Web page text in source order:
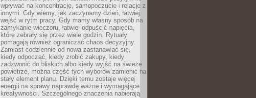
wpływać na koncentrację, samopoczucie i relacje z
innymi. Gdy wiemy, jak zaczynamy dzień, łatwiej
wejść w rytm pracy. Gdy mamy własny sposób na
zamykanie wieczoru, łatwiej odpuścić napięcia,
które zebrały się przez wiele godzin. Rytuały
pomagają również ograniczać chaos decyzyjny.
Zamiast codziennie od nowa zastanawiać się,
kiedy odpocząć, kiedy zrobić zakupy, kiedy
zadzwonić do bliskich albo kiedy wyjść na świeże
powietrze, można część tych wyborów zamienić na
stały element planu. Dzięki temu zostaje więcej
energii na sprawy naprawdę ważne i wymagające
kreatywności. Szczególnego znaczenia nabierają